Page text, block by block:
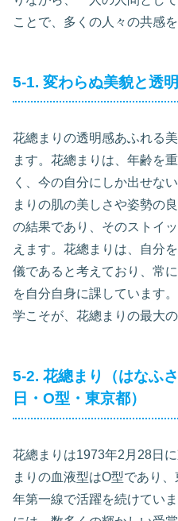
ことで、多くの人々の共感
5-1. 変わらぬ美貌と透
花總まりの透明感あふれる
ます。花總まりは、年齢を
く、今の自分にしか出せな
まりの肌の美しさや姿勢の
の結果であり、そのストイ
えます。花總まりは、自分
儀であると考えており、常
を自分自身に課しています
学こそが、花總まりの最大
5-2. 花總まり（はなふ
日・O型・東京都）
花總まりは1973年2月28日
まりの血液型はO型であり
年第一線で活躍を続けてい